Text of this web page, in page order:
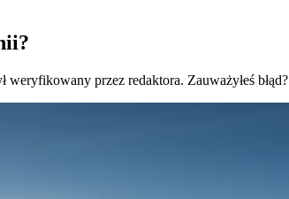
weryfikowany przez redaktora. Zauważyłeś błąd?